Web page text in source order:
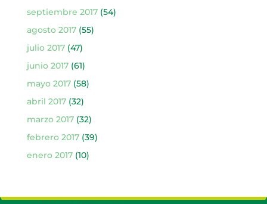
septiembre 2017(54)
agosto 2017(55)
julio 2017(47)
junio 2017(61)
mayo 2017(58)
abril 2017(32)
marzo 2017(32)
febrero 2017(39)
enero 2017(10)